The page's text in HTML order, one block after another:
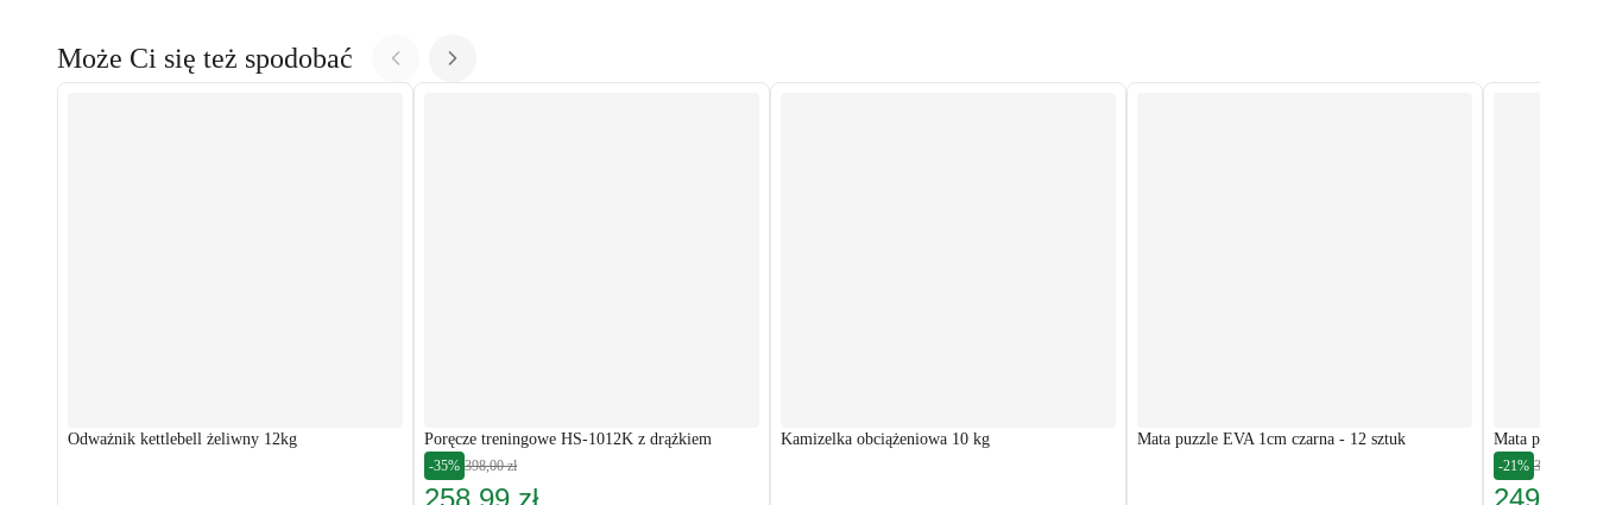
Może Ci się też spodobać
Odważnik kettlebell żeliwny 12kg Poręcze treningowe HS-1012K z drążkiem
-35% 398,00 zł
258,99 zł
Kamizelka obciążeniowa 10 kg Mata puzzle EVA 1cm czarna - 12 sztuk Mata puzzle
-21% 315,98 zł
249,00